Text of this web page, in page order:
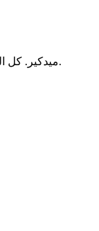
© 2025 ميدكير. كل الحقوق محفوظة.